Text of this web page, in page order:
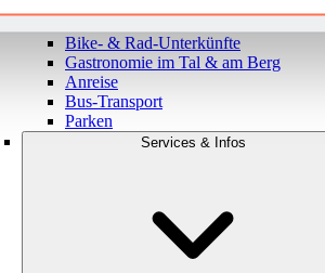
Bike- & Rad-Unterkünfte
Gastronomie im Tal & am Berg
Anreise
Bus-Transport
Parken
Services & Infos